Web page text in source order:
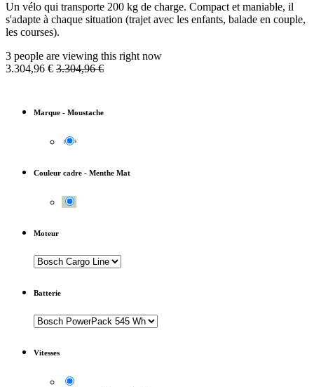
Un vélo qui transporte 200 kg de charge. Compact et maniable, il
s'adapte à chaque situation (trajet avec les enfants, balade en couple,
les courses).
3 people are viewing this right now
3.304,96 € 3.304,96€
Marque - Moustache
Couleur cadre - Menthe Mat
Moteur
Batterie
Vitesses